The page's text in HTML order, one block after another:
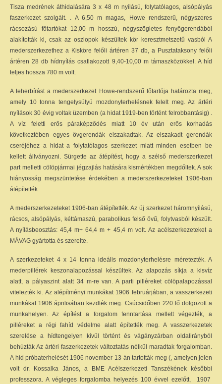
Tisza medrének áthidalására 3 x 48 m nyílású, folytatólagos, alsópályás
faszerkezet szolgált. . A 6,50 m magas, Howe rendszerű, négyszeres
rácsozású főtartókat 12,00 m hosszú, négyszögletes fenyőgerendából
alakították ki, csak az oszlopok készültek kör keresztmetszetű vasból A
mederszerkezethez a Kisköre felőli ártéren 37 db, a Pusztataksony felőli
ártéren 28 db hídnyílás csatlakozott 9,40-10,00 m támaszközökkel. A híd
teljes hossza 780 m volt.
A teherbírást a mederszerkezet Howe-rendszerű főtartója határozta meg,
amely 10 tonna tengelysúlyú mozdonyterhelésnek felelt meg. Az ártéri
nyílások 30 évig voltak üzemben (a hidat 1919-ben történt felrobbantásig) .
A víz feletti erős páraképződés miatt 10 év után erős korhadás
következtében egyes övgerendák elszakadtak. Az elszakadt gerendák
cseréjéhez a hidat a folytatólagos szerkezet miatt minden esetben be
kellett állványozni. Sürgette az átépítést, hogy a szélső mederszerkezet
part melletti cölöpjármai jégzajlás hatására kismértékben megdőltek. A sok
hiányosság megszüntetése érdekében a mederszerkezeteket 1906-ban
átépítették.
A mederszerkezeteket 1906-ban átépítették. Az új szerkezet háromnyílású,
rácsos, alsópályás, kéttámaszú, parabolikus felső övű, folytvasból készült.
A nyílásbeosztás: 45,4 m+ 64,4 m + 45,4 m volt. Az acélszerkezeteket a
MÁVAG gyártotta és szerelte.
A szerkezeteket 4 x 14 tonna ideális mozdonyterhelésre méretezték. A
mederpillérek keszonalapozással készültek. Az alapozás síkja a kisvíz
alatt, a pályaszint alatt 34 m-re van. A parti pilléreket cölöpalapozással
vitelezték ki. Az alépítményi munkákat 1906 februárjában, a vasszerkezeti
munkákat 1906 áprilisában kezdték meg. Csúcsidőben 220 fő dolgozott a
munkahelyen. Az építést a forgalom fenntartása mellett végezték, a
pilléreket a régi fahíd védelme alatt építették meg. A vasszerkezetek
szerelése a hídtengelyen kívül történt és vágányzárban oldalirányból
behúzták Az ártéri faszerkezetek változtatás nélkül maradtak forgalomban.
A híd próbaterhelését 1906 november 13-án tartották meg (, amelyen jelen
volt dr. Kossalka János, a BME Acélszerkezeti Tanszékének későbbi
professzora. A végleges forgalomba helyezés 100 évvel ezelőtt, 1907